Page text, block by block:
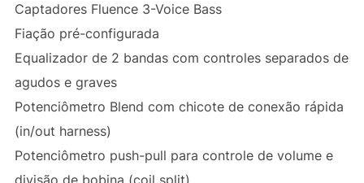
Captadores Fluence 3-Voice Bass
Fiação pré-configurada
Equalizador de 2 bandas com controles separados de
agudos e graves
Potenciômetro Blend com chicote de conexão rápida
(in/out harness)
Potenciômetro push-pull para controle de volume e